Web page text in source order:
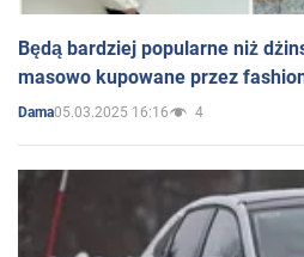
Będą bardziej popularne niż
masowo kupowane przez
Dama05.03.2025 16:16 4